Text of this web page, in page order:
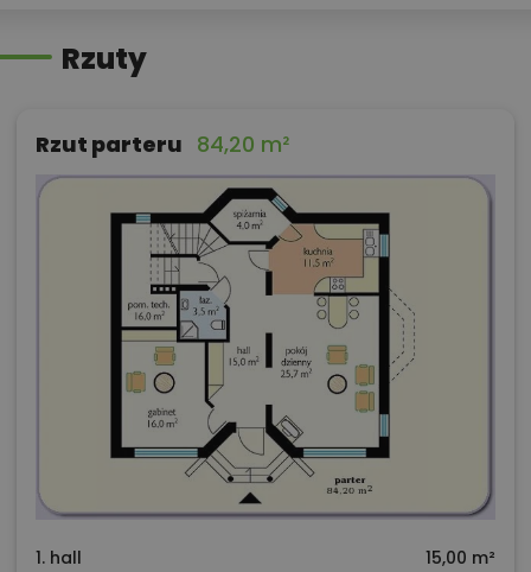
Rzuty
Rzut parteru 84,20 m²
1. hall
15,00 m²